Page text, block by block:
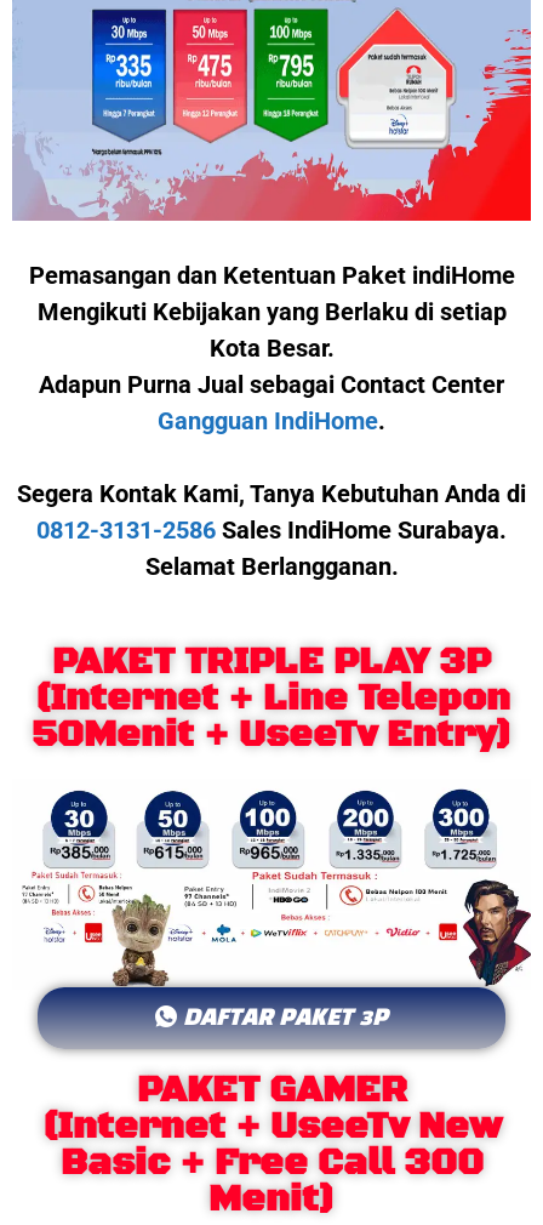
Pemasangan dan Ketentuan Paket indiHome
Mengikuti Kebijakan yang Berlaku di setiap
Kota Besar.
Adapun Purna Jual sebagai Contact Center
Gangguan IndiHome.
Segera Kontak Kami, Tanya Kebutuhan Anda di
0812-3131-2586 Sales IndiHome Surabaya.
Selamat Berlangganan.
PAKET TRIPLE PLAY 3P
(Internet + Line Telepon
50Menit + UseeTv Entry)
DAFTAR PAKET 3P
PAKET GAMER
(Internet + UseeTv New
Basic + Free Call 300
Menit)